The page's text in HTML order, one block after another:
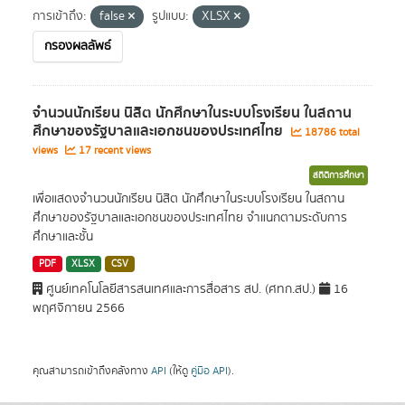
การเข้าถึง: false รูปแบบ:
XLSX
กรองผลลัพธ์
จำนวนนักเรียน นิสิต นักศึกษาในระบบโรงเรียน ในสถาน
ศึกษาของรัฐบาลและเอกชนของประเทศไทย
18786 total
views
17 recent views
สถิติการศึกษา
เพื่อแสดงจำนวนนักเรียน นิสิต นักศึกษาในระบบโรงเรียน ในสถาน
ศึกษาของรัฐบาลและเอกชนของประเทศไทย จำแนกตามระดับการ
ศึกษาและชั้น
PDF XLSX CSV
ศูนย์เทคโนโลยีสารสนเทศและการสื่อสาร สป. (ศทก.สป.)
16
พฤศจิกายน 2566
คุณสามารถเข้าถึงคลังทาง API (ให้ดู คู่มือ API).